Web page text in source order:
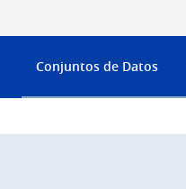
Conjuntos de Datos